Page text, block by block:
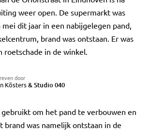
weer open. De supermarkt was
dit jaar in een nabijgelegen pand,
brand was ontstaan. Er was
roetschade in de winkel.
door
Kösters&Studio 040
gebruikt om het pand te verbouwen en
brand was namelijk ontstaan in de